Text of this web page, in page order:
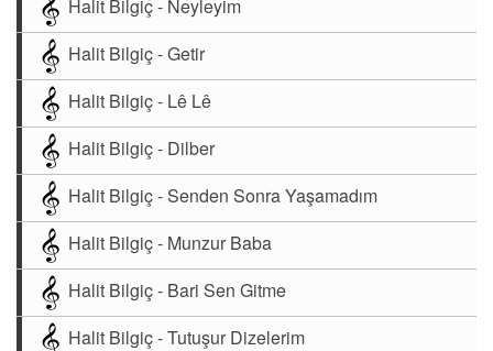
Halit Bilgiç - Neyleyim
Halit Bilgiç - Getir
Halit Bilgiç - Lê Lê
Halit Bilgiç - Dilber
Halit Bilgiç - Senden Sonra Yaşamadım
Halit Bilgiç - Munzur Baba
Halit Bilgiç - Bari Sen Gitme
Halit Bilgiç - Tutuşur Dizelerim